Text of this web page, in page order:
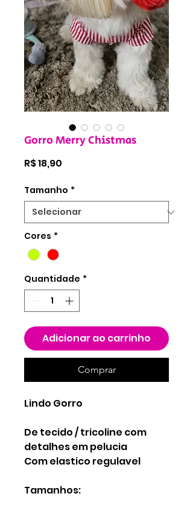
Gorro Merry Chistmas
R$ 18,90
Tamanho *
Cores *
Quantidade *
Adicionar ao carrinho
Comprar
Lindo Gorro
De tecido / tricoline com
detalhes em pelucia
Com elastico regulavel
Tamanhos: